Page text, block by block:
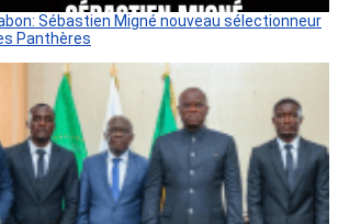
Sébastien Migné nouveau sélectionneur
Panthères